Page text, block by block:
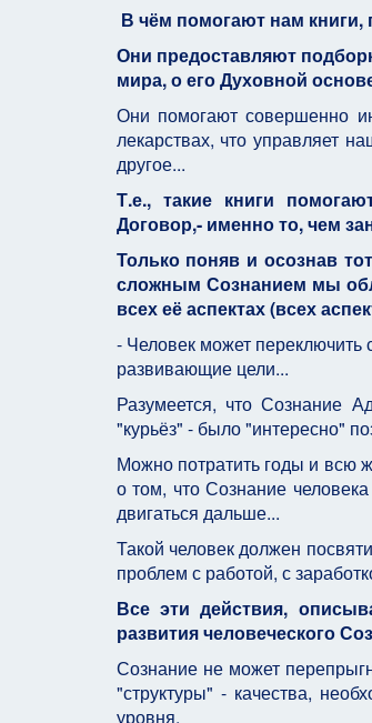
В чём помогают нам
Они предоставляют
мира, о его Духовной
Они помогают совершенно
лекарствах, что управляет
другое...
Т.е., такие книги
Договор,- именно то, чем
Только поняв и осознав
сложным Сознанием мы
всех её аспектах (всех
- Человек может
развивающие цели...
Разумеется, что Сознание
"курьёз" - было "интересно"
Можно потратить годы и всю
о том, что Сознание
двигаться дальше...
Такой человек должен
проблем с работой, с
Все эти действия,
развития человеческого
Сознание не может
"структуры" - качества,
уровня.